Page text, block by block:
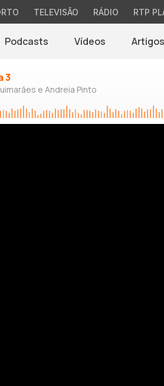
TELEVISÃO RÁDIO RTP
Podcasts Vídeos Artigos
3
e Andreia Pinto